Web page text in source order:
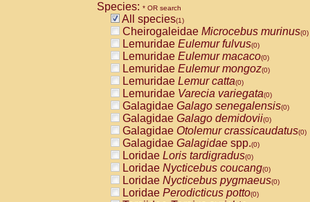
CebidaeCebus capucinus
CebidaeCebus nigrivittatus
CebidaeCebus spp.(0)
CebidaeSaimiri boliviensis(0)
CebidaeSaimiri sciureus(0)
AtelidaeAlouatta caraya(0)
AtelidaeAlouatta fusca(0)
AtelidaeAlouatta seniculus(0)
AtelidaeAlouattaspp.(0)
AtelidaeAteles belzebuth(0)
AtelidaeAteles geoffroyi(0)
AtelidaeAteles paniscus(0)
AtelidaeAtelesspp.(0)
AtelidaeLagothrix lagothricha(0)
AtelidaeLagothrix lagothricha cana
PitheciidaeCacajao calvus
Species: * OR search
All species(1)
Cheirogaleidae Microcebus murinus(0)
Lemuridae Eulemur fulvus(0)
Lemuridae Eulemur macaco(0)
Lemuridae Eulemur mongoz(0)
Lemuridae Lemur catta(0)
Lemuridae Varecia variegata(0)
Galagidae Galago senegalensis(0)
Galagidae Galago demidovii(0)
Galagidae Otolemur crassicaudatus(0)
Galagidae Galagidae spp.(0)
Loridae Loris tardigradus(0)
Loridae Nycticebus coucang(0)
Loridae Nycticebus pygmaeus(0)
Loridae Perodicticus potto(0)